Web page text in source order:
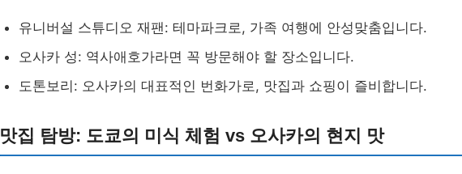
유니버설 스튜디오 재팬: 테마파크로, 가족 여행에 안성맞춤입니다.
오사카 성: 역사애호가라면 꼭 방문해야 할 장소입니다.
도톤보리: 오사카의 대표적인 번화가로, 맛집과 쇼핑이 즐비합니다.
맛집 탐방: 도쿄의 미식 체험 vs 오사카의 현지 맛